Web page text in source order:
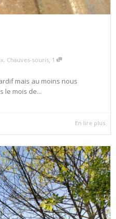
, Chauves-souris, 1
mais au moins nous
le mois de...
En lire plus